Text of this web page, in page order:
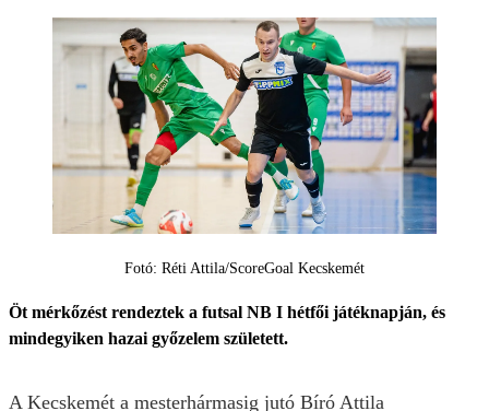
Fotó: Réti Attila/ScoreGoal Kecskemét
Öt mérkőzést rendeztek a futsal NB I hétfői játéknapján, és
mindegyiken hazai győzelem született.
A Kecskemét a mesterhármasig jutó Bíró Attila